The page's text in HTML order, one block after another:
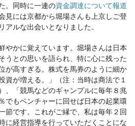
。同時に一連の資金調達について報道
見には京都から堀場さんも上京しご登
アルな出会いとなりました。
やかに覚えています。堀場さんは日本
うとの思いを語られ、特に心に残った
が高すぎる。株式を馬券のように細か
資が増える。」（注：当時は商法で１
、「競馬などのギャンプルに毎年８兆
でもベンチャーに回せば日本の起業環
節です。これがご縁で、私は毎年２回
に経営指導を行っていただくことにな